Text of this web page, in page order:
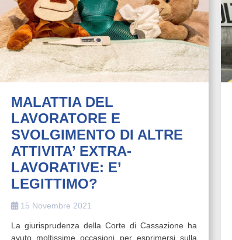
MALATTIA DEL
LAVORATORE E
SVOLGIMENTO DI ALTRE
ATTIVITA’ EXTRA-
LAVORATIVE: E’
LEGITTIMO?
15 Novembre 2021
La giurisprudenza della Corte di Cassazione ha
avuto moltissime occasioni per esprimersi sulla